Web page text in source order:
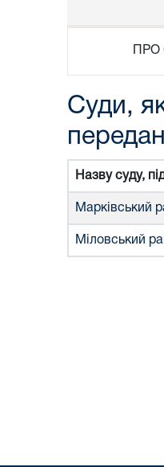
Суди,
Назву суду,
Марківський
Міловський